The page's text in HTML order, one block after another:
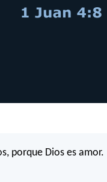
porque Dios es amor.